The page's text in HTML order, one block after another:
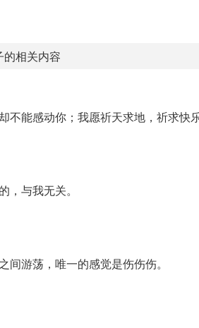
相关内容
不能感动你；我愿祈天求地，祈求快
，与我无关。
间游荡，唯一的感觉是伤伤伤。